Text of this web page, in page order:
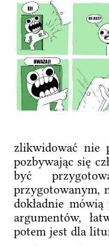
zlikwidować nie
pozbywając się
być
przygotowanym,
dokładnie
argumentów,
potem jest dla